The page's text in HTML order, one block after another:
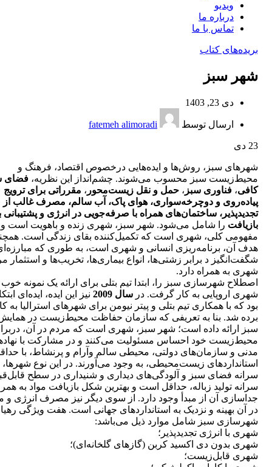
ویدیو
درباره‌ ما
تماس با ما
بریده‌های کتاب
شهر سبز
دی 23, 1403
ارسال توسط fatemeh alimoradi
23 دی
شهرهای سبز، روش‌ها و ایده‌هایی درخصوص اقتصاد، فرهنگ و
محیط‌زیست سبز محسوب می‌شوند. چشم‌انداز این نظریه، فضای
کافی، فناوری سبز ، حمل و نقل زیست‌محور ، مقرراتی برای ترویج
پیاده‌روی و دوچرخه‌سواری، هوای پاک، آب سالم، مصرف غالب از
تجدید‌پذیر، ساختمان‌های همراه با صرفه‌جویی در انرژی و پشتیبانی
بازیافت را شامل می‌شود. شهر سبز، شهری زنده و باهویت است و
مفهومی کلی، شهری است که تکمیل‌کننده بقای زندگی است.
هدف آن، برنامه‌ریزی انسانی و شهری است، به طوری که
شگفت‌انگیز د برابر زشتی‌ها، انواع بیماری‌ها، تخریب‌ها و استثمار
شهری به همراه دارد.
اصطلاح شهرسازی سبز را، ابتدا تیم بتلی برای ارائه یک نمونه خوب
شهری اروپایی به کار گرفت. در سال 2009
نیز این ایده، ایده‌ای
بود که با همکاری تیم بتلی و پیتر نیومن برای شهرهای استرالیا به
برده شد. بنا به تعریفی که سازمان حفاظت محیط‌زیست در
سبز ارائه داده است؛ شهر سبز، شهری است که مردم در آن،
محیط‌زیست خود احساس مسئولیت می‌کنند و در مشارکت با
مدنی و سازمان‌های دولتی، محیطی سالم وآرام و پرنشاط، با
استانداردهای زیست‌محیطی، به وجود می‌آورند. در این نوع شهرها،
سرانه فضای سبز و آلودگی‌های دیداری و شنیداری در سطح
سرانه تولید زباله، حداقل است و بهترین شکل بازیافت مواد به
جداسازی آن از مبدأ وجود دارد. از سوی دیگر نیز مصرف انرژی و
در آن بهینه و نزدیک به استانداردهای جهانی است. هفت ویژگی
شهرسازی سبز شامل موارد ذیل می‌باشد:
شهری با انرژی تجدید‌پذیر؛
شهری بدون دی اکسید کربن (گازهای گلخانه‌ای)؛
شهری قابل‌زیست؛